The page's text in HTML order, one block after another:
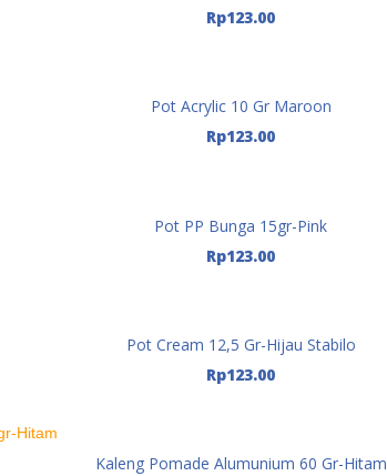
Rp123.00
Tambah Ke Keranjang
Pot Acrylic 10 Gr Maroon
Rp123.00
Tambah Ke Keranjang
Pot PP Bunga 15gr-Pink
Rp123.00
Tambah Ke Keranjang
Pot Cream 12,5 Gr-Hijau Stabilo
Rp123.00
Tambah Ke Keranjang
Kaleng Pomade Alumunium 60 Gr-Hitam